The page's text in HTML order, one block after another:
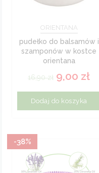
ORIENTANA
pudełko do balsamów i
szamponów w kostce
orientana
16,90zł 9,00 zł
Dodaj do koszyka
-38%